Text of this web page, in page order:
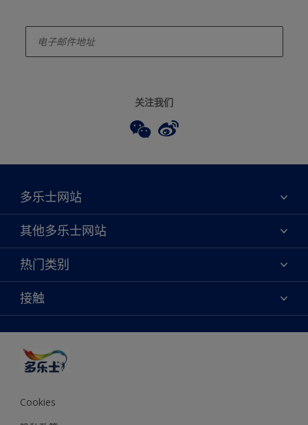
关注我们
多乐士网站
关于我们
联系我们
查找店铺
绿色工厂
其他多乐士网站
焕新服务
多乐士专业
天猫官方旗舰店
抖音官方旗舰店
热门类别
颜色
产品
创意灵感
装修建议
可持续发展
多乐士2025年度色彩 - 金盏黄
接触
颜色准确性
Cookies